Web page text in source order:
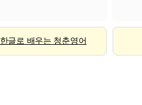
한글로 배우는 청춘영어